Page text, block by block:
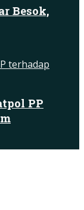
Besok,
PP